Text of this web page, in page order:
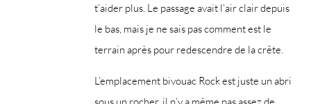
t’aider plus. Le passage avait l’air clair depuis
le bas, mais je ne sais pas comment est le
terrain après pour redescendre de la crête.
L’emplacement bivouac Rock est juste un abri
sous un rocher, il n’y a même pas assez de